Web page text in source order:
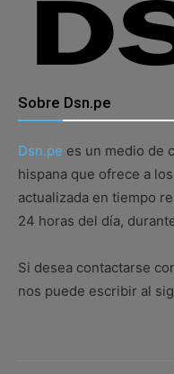
Sobre Dsn.pe
Dsn.pe es un medio de
hispana que ofrece a
actualizada en tiempo
24 horas del día,
Si desea contactarse
nos puede escribir al